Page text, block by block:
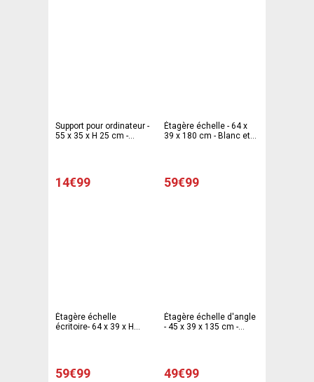
Support pour ordinateur -
55 x 35 x H 25 cm -
14€99
Étagère échelle - 64 x
39 x 180 cm - Blanc et
59€99
Étagère échelle
écritoire- 64 x 39 x H
59€99
Étagère échelle d'angle
- 45 x 39 x 135 cm -
49€99